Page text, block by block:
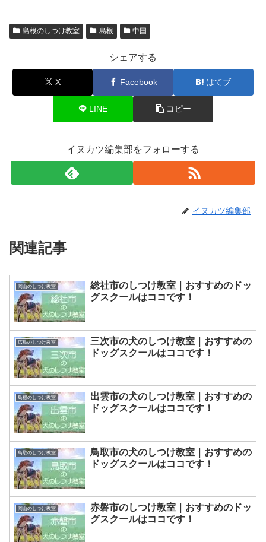
島根のしつけ教室 島根 中国
シェアする
X Facebook はてブ
LINE コピー
イヌカツ編集部をフォローする
イヌカツ編集部
関連記事
岡山のしつけ教室
総社市のしつけ教室｜おすすめのドッ
グスクールはココです！
広島のしつけ教室
三次市の犬のしつけ教室｜おすすめの
ドッグスクールはココです！
島根のしつけ教室
出雲市の犬のしつけ教室｜おすすめの
ドッグスクールはココです！
鳥取のしつけ教室
鳥取市の犬のしつけ教室｜おすすめの
ドッグスクールはココです！
岡山のしつけ教室
赤磐市のしつけ教室｜おすすめのドッ
グスクールはココです！